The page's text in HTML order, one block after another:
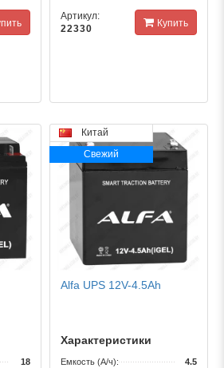
Артикул:
22330
Купить
18
Китай
Свежий
Alfa UPS 12V-4.5Ah
Характеристики
Емкость (А/ч):
4.5